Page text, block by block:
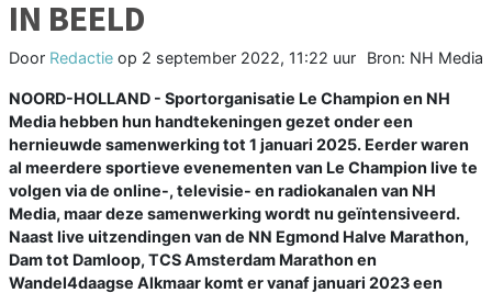
IN BEELD
Door Redactie op 2 september 2022, 11:22 uur Bron: NH Media
NOORD-HOLLAND - Sportorganisatie Le Champion en NH
Media hebben hun handtekeningen gezet onder een
hernieuwde samenwerking tot 1 januari 2025. Eerder waren
al meerdere sportieve evenementen van Le Champion live te
volgen via de online-, televisie- en radiokanalen van NH
Media, maar deze samenwerking wordt nu geïntensiveerd.
Naast live uitzendingen van de NN Egmond Halve Marathon,
Dam tot Damloop, TCS Amsterdam Marathon en
Wandel4daagse Alkmaar komt er vanaf januari 2023 een